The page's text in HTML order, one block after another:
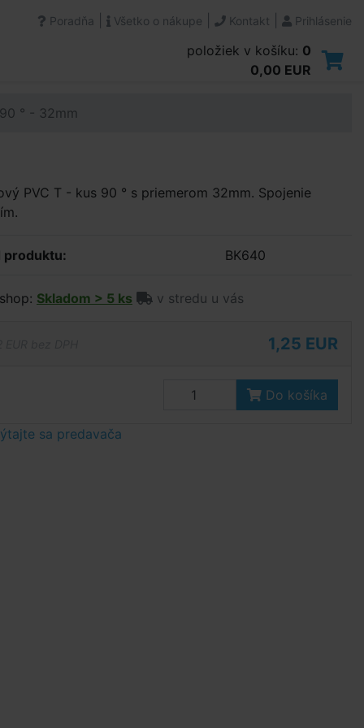
Poradňa Všetko o nákupe Kontakt Prihlásenie
položiek v košíku: 0
0,00 EUR
° - 32mm
PVC T - kus 90 ° s priemerom 32mm. Spojenie
produktu: BK640
Skladom > 5 ks v stredu u vás
1,25 EUR
Do košíka
sa predavača